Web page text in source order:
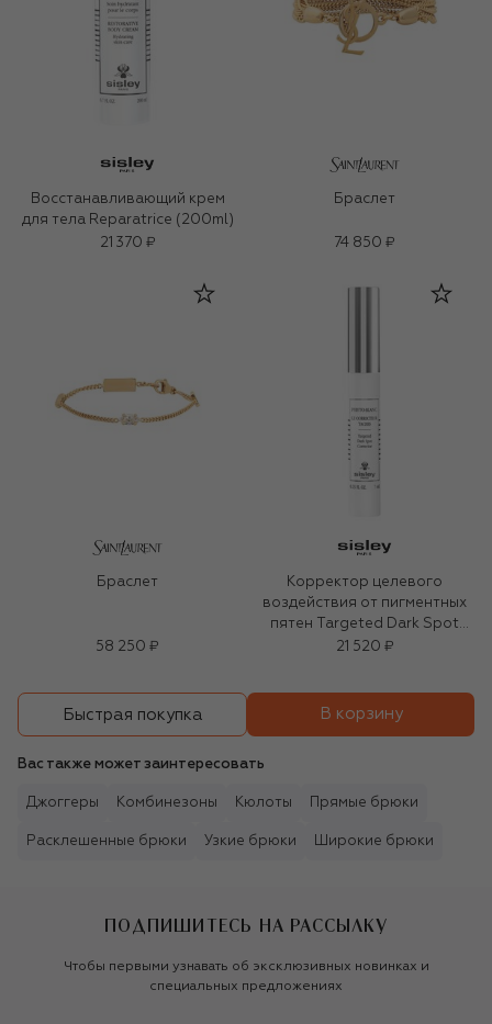
Восстанавливающий крем
для тела Reparatrice (200ml)
21 370 ₽
Браслет
74 850 ₽
Браслет
58 250 ₽
Корректор целевого
воздействия от пигментных
пятен Targeted Dark Spot
Corrector (7ml)
21 520 ₽
Быстрая покупка В корзину
Вас также может заинтересовать
Джоггеры Комбинезоны Кюлоты Прямые брюки
Расклешенные брюки Узкие брюки Широкие брюки
ПОДПИШИТЕСЬ НА РАССЫЛКУ
Чтобы первыми узнавать об эксклюзивных новинках и
специальных предложениях